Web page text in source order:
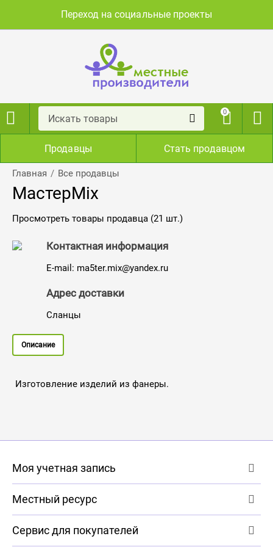
Переход на социальные проекты
0
Продавцы Стать продавцом
Главная / Все продавцы
МастерMix
Просмотреть товары продавца (21 шт.)
Контактная информация
E-mail: ma5ter.mix@yandex.ru
Адрес доставки
Сланцы
Описание
Изготовление изделий из фанеры.
Моя учетная запись
Местный ресурс
Сервис для покупателей